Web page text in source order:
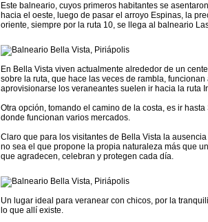
Este balneario, cuyos primeros habitantes se
hacia el oeste, luego de pasar el arroyo Espinas, la
oriente, siempre por la ruta 10, se llega al balneario
En Bella Vista viven actualmente alrededor de un
sobre la ruta, que hace las veces de rambla,
aprovisionarse los veraneantes suelen ir hacia la ruta
Otra opción, tomando el camino de la costa, es ir
donde funcionan varios mercados.
Claro que para los visitantes de Bella Vista la
no sea el que propone la propia naturaleza más que
que agradecen, celebran y protegen cada día.
Un lugar ideal para veranear con chicos, por la
lo que allí existe.